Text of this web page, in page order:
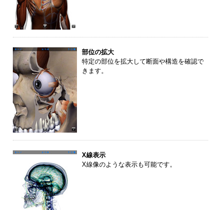
部位の拡大
特定の部位を拡大して断面や構造を確認で
きます。
X線表示
X線像のような表示も可能です。